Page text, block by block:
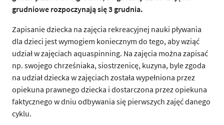
grudniowe rozpoczynają się 3 grudnia.
Zapisanie dziecka na zajęcia rekreacyjnej nauki pływania
dla dzieci jest wymogiem koniecznym do tego, aby wziąć
udział w zajęciach aquaspinning. Na zajęcia można zapisać
np. swojego chrześniaka, siostrzenicę, kuzyna, byle zgoda
na udział dziecka w zajęciach została wypełniona przez
opiekuna prawnego dziecka i dostarczona przez opiekuna
faktycznego w dniu odbywania się pierwszych zajęć danego
cyklu.